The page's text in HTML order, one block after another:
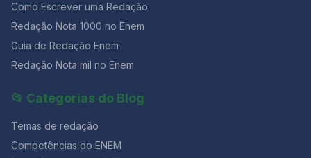
Como Escrever uma Redação
Redação Nota 1000 no Enem
Guia de Redação Enem
Redação Nota mil no Enem
📂 Categorias do Blog
Temas de redação
Competências do ENEM